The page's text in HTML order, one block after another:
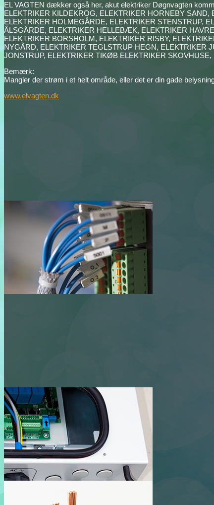
EL VAGTEN dækker også her, akut elektriker Døgnvagten
ELEKTRIKER KILDEKROG, ELEKTRIKER HORNEBY
ELEKTRIKER HOLMEGÅRDE, ELEKTRIKER STENSTRUP,
ÅLSGÅRDE, ELEKTRIKER HELLEBÆK, ELEKTRIKER
ELEKTRIKER BORSHOLM, ELEKTRIKER RISBY,
NYGÅRD, ELEKTRIKER TEGLSTRUP HEGN,
JONSTRUP, ELEKTRIKER TIKØB ELEKTRIKER
Bemærk:
Mangler der strøm i et helt område, eller det er din gade
www.elvagten.dk